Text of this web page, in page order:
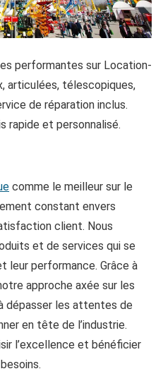
performantes sur Location-
articulées, télescopiques,
de réparation inclus.
rapide et personnalisé.
comme le meilleur sur le
constant envers
client. Nous
et de services qui se
leur performance. Grâce à
approche axée sur les
dépasser les attentes de
en tête de l’industrie.
l’excellence et bénéficier